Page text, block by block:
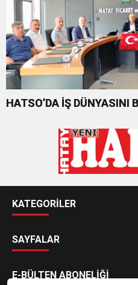
HATSO’DA İŞ DÜNYASINI
KATEGORİLER
SAYFALAR
E-BÜLTEN ABONELİĞİ